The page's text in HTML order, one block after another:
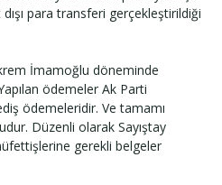
para transferi gerçekleştirildiği
İmamoğlu döneminde
ödemeler Ak Parti
ödemeleridir. Ve tamamı
Düzenli olarak Sayıştay
gerekli belgeler